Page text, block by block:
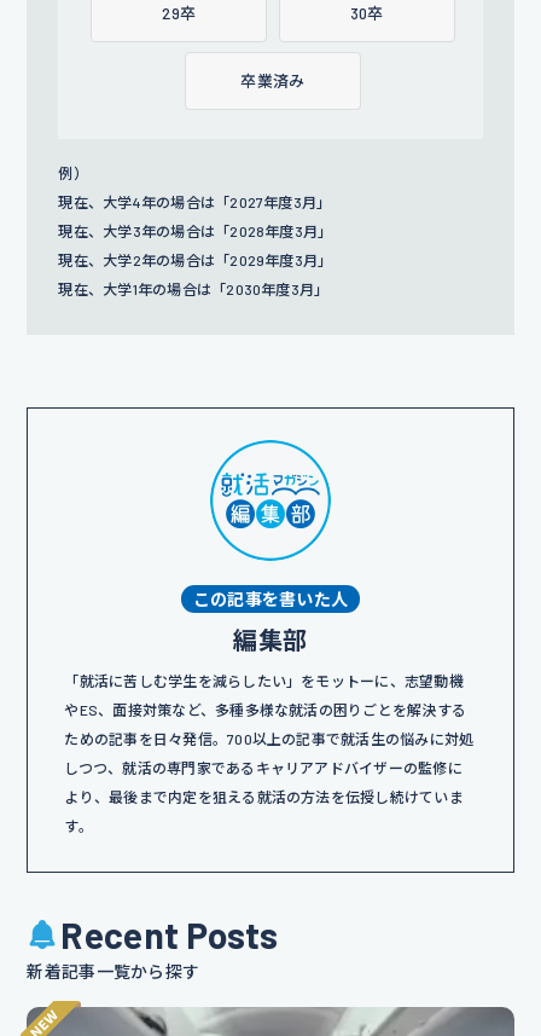
29卒 30卒
卒業済み
例）
現在、大学4年の場合は「2027年度3月」
現在、大学3年の場合は「2028年度3月」
現在、大学2年の場合は「2029年度3月」
現在、大学1年の場合は「2030年度3月」
この記事を書いた人
編集部
「就活に苦しむ学生を減らしたい」をモットーに、志望動機
やES、面接対策など、多種多様な就活の困りごとを解決する
ための記事を日々発信。700以上の記事で就活生の悩みに対処
しつつ、就活の専門家であるキャリアアドバイザーの監修に
より、最後まで内定を狙える就活の方法を伝授し続けていま
す。
Recent Posts
新着記事一覧から探す